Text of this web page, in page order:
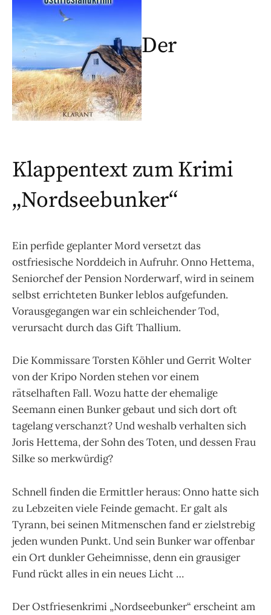
Der
Klappentext zum Krimi
„Nordseebunker“
Ein perfide geplanter Mord versetzt das
ostfriesische Norddeich in Aufruhr. Onno Hettema,
Seniorchef der Pension Norderwarf, wird in seinem
selbst errichteten Bunker leblos aufgefunden.
Vorausgegangen war ein schleichender Tod,
verursacht durch das Gift Thallium.
Die Kommissare Torsten Köhler und Gerrit Wolter
von der Kripo Norden stehen vor einem
rätselhaften Fall. Wozu hatte der ehemalige
Seemann einen Bunker gebaut und sich dort oft
tagelang verschanzt? Und weshalb verhalten sich
Joris Hettema, der Sohn des Toten, und dessen Frau
Silke so merkwürdig?
Schnell finden die Ermittler heraus: Onno hatte sich
zu Lebzeiten viele Feinde gemacht. Er galt als
Tyrann, bei seinen Mitmenschen fand er zielstrebig
jeden wunden Punkt. Und sein Bunker war offenbar
ein Ort dunkler Geheimnisse, denn ein grausiger
Fund rückt alles in ein neues Licht …
Der Ostfriesenkrimi „Nordseebunker“ erscheint am